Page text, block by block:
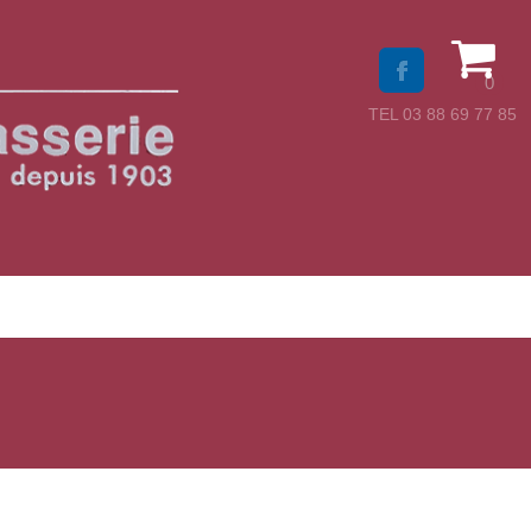
0
TEL 03 88 69 77 85